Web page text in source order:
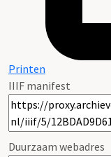
Printen
IIIF manifest
Duurzaam webadres